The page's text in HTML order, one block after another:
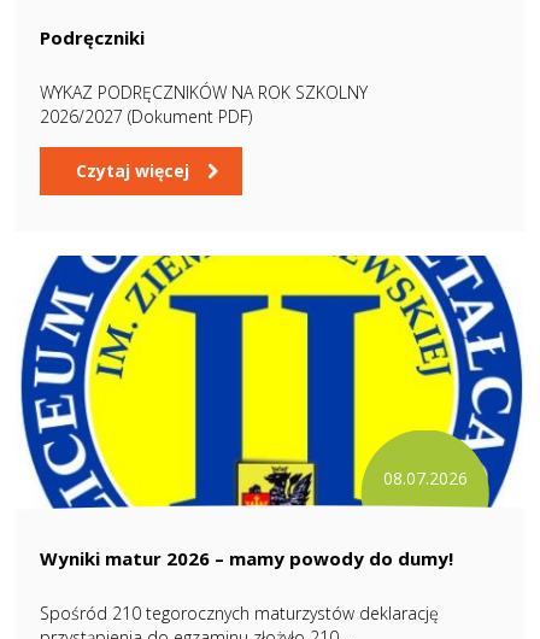
Podręczniki
WYKAZ PODRĘCZNIKÓW NA ROK SZKOLNY
2026/2027 (Dokument PDF)
Czytaj więcej
08.07.2026
Wyniki matur 2026 – mamy powody do dumy!
Spośród 210 tegorocznych maturzystów deklarację